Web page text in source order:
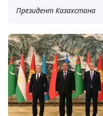
Президент Казахстана